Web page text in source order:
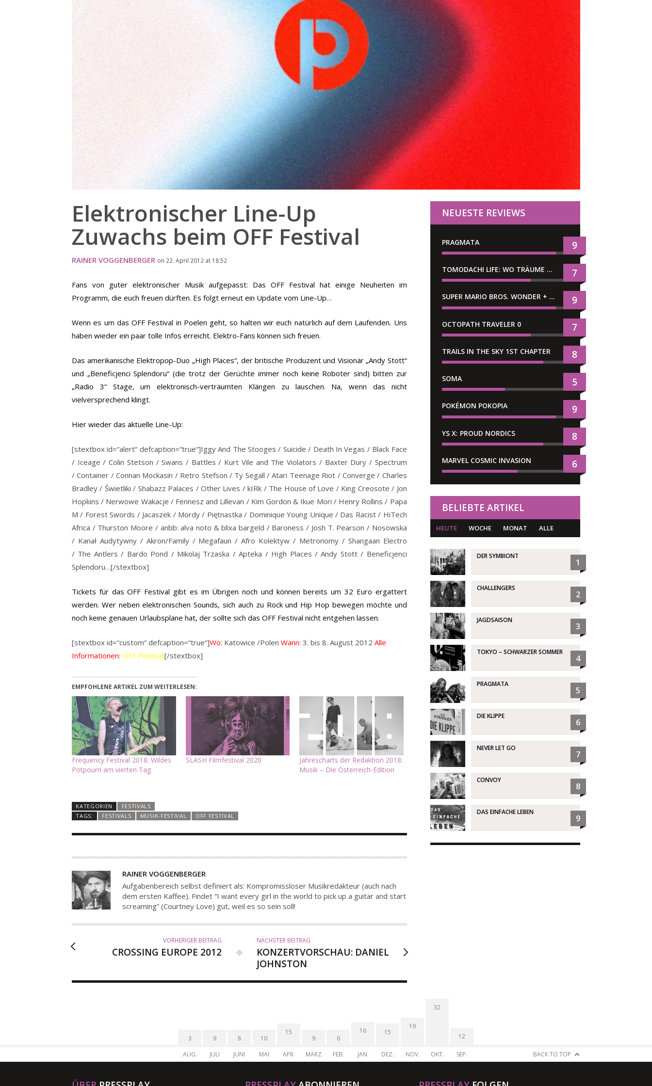
Elektronischer Line-Up
Zuwachs beim OFF Festival
RAINER VOGGENBERGER on 22. April 2012 at 18:52
Fans von guter elektronischer Musik aufgepasst: Das OFF Festival hat einige Neuheiten im
Programm, die euch freuen dürften. Es folgt erneut ein Update vom Line-Up…
Wenn es um das OFF Festival in Poelen geht, so halten wir euch natürlich auf dem Laufenden. Uns
haben wieder ein paar tolle Infos erreicht. Elektro-Fans können sich freuen.
Das amerikanische Elektropop-Duo „High Places“, der britische Produzent und Visionär „Andy Stott“
und „Beneficjenci Splendoru“ (die trotz der Gerüchte immer noch keine Roboter sind) bitten zur
„Radio 3“ Stage, um elektronisch-verträumten Klängen zu lauschen. Na, wenn das nicht
vielversprechend klingt.
Hier wieder das aktuelle Line-Up:
[stextbox id=“alert“ defcaption=“true“]Iggy And The Stooges / Suicide / Death In Vegas / Black Face
/ Iceage / Colin Stetson / Swans / Battles / Kurt Vile and The Violators / Baxter Dury / Spectrum
/ Container / Connan Mockasin / Retro Stefson / Ty Segall / Atari Teenage Riot / Converge / Charles
Bradley / Świetliki / Shabazz Palaces / Other Lives / kIRk / The House of Love / King Creosote / Jon
Hopkins / Nerwowe Wakacje / Fennesz and Lillevan / Kim Gordon & Ikue Mori / Henry Rollins / Papa
M / Forest Swords / Jacaszek / Mordy / Piętnastka / Dominique Young Unique / Das Racist / HiTech
Africa / Thurston Moore / anbb: alva noto & blixa bargeld / Baroness / Josh T. Pearson / Nosowska
/ Kanał Audytywny / Akron/Family / Megafaun / Afro Kolektyw / Metronomy / Shangaan Electro
/ The Antlers / Bardo Pond / Mikolaj Trzaska / Apteka / High Places / Andy Stott / Beneficjenci
Splendoru…[/stextbox]
Tickets für das OFF Festival gibt es im Übrigen noch und können bereits um 32 Euro ergattert
werden. Wer neben elektronischen Sounds, sich auch zu Rock und Hip Hop bewegen möchte und
noch keine genauen Urlaubspläne hat, der sollte sich das OFF Festival nicht entgehen lassen.
[stextbox id=“custom“ defcaption=“true“]Wo: Katowice /Polen Wann: 3. bis 8. August 2012 Alle
Informationen: OFF-Festival[/stextbox]
EMPFOHLENE ARTIKEL ZUM WEITERLESEN:
Frequency Festival 2018: Wildes
Potpourri am vierten Tag
SLASH Filmfestival 2020
Jahrescharts der Redaktion 2018:
Musik – Die Österreich-Edition
KATEGORIEN
FESTIVALS
TAGS:
FESTIVALS MUSIK-FESTIVAL OFF FESTIVAL
A
U
T
O
R
RAINER VOGGENBERGER
Aufgabenbereich selbst definiert als: Kompromissloser Musikredakteur (auch nach
dem ersten Kaffee). Findet “I want every girl in the world to pick up a guitar and start
screaming” (Courtney Love) gut, weil es so sein soll!
VORHERIGER BEITRAG
CROSSING EUROPE 2012
NÄCHSTER BEITRAG
KONZERTVORSCHAU: DANIEL
JOHNSTON
NEUESTE REVIEWS
PRAGMATA 9
TOMODACHI LIFE: WO TRÄUME WAHR WERDEN 7
SUPER MARIO BROS. WONDER + GEMEINSAM IM BELLABEL-PARK 9
OCTOPATH TRAVELER 0 7
TRAILS IN THE SKY 1ST CHAPTER 8
SOMA 5
POKÉMON POKOPIA 9
YS X: PROUD NORDICS 8
MARVEL COSMIC INVASION 6
BELIEBTE ARTIKEL
HEUTE WOCHE MONAT ALLE
DER SYMBIONT
1
CHALLENGERS
2
JAGDSAISON
3
TOKYO – SCHWARZER SOMMER
4
PRAGMATA
5
DIE KLIPPE
6
NEVER LET GO
7
CONVOY
8
DAS EINFACHE LEBEN
9
3
AUG.
9
JULI
8
JUNI
10
MAI
15
APR.
9
MÄRZ
6
FEB.
16
JAN.
15
DEZ.
19
NOV.
32
OKT.
12
SEP. BACK TO TOP